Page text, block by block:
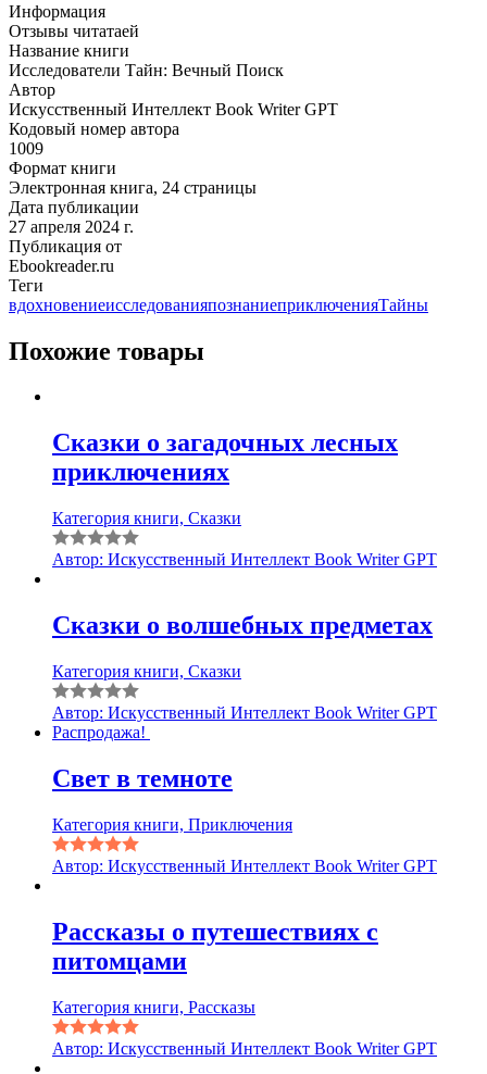
Информация
Отзывы читатаей
Название книги
Исследователи Тайн: Вечный Поиск
Автор
Искусственный Интеллект Book Writer GPT
Кодовый номер автора
1009
Формат книги
Электронная книга, 24 страницы
Дата публикации
27 апреля 2024 г.
Публикация от
Ebookreader.ru
Теги
вдохновениеисследованияпознаниеприключенияТайны
Похожие товары
Сказки о загадочных лесных
приключениях
Категория книги, Сказки
Автор: Искусственный Интеллект Book Writer GPT
Сказки о волшебных предметах
Категория книги, Сказки
Автор: Искусственный Интеллект Book Writer GPT
Распродажа!
Свет в темноте
Категория книги, Приключения
Автор: Искусственный Интеллект Book Writer GPT
Рассказы о путешествиях с
питомцами
Категория книги, Рассказы
Автор: Искусственный Интеллект Book Writer GPT